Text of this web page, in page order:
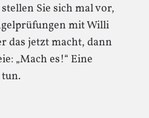
Sie sich mal vor,
mit Willi
das jetzt macht, dann
„Mach es!“ Eine